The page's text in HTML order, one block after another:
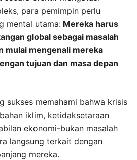
para pemimpin perlu
mental utama: Mereka harus
global sebagai masalah
mulai mengenali mereka
tujuan dan masa depan
sukses memahami bahwa krisis
iklim, ketidaksetaraan
ekonomi-bukan masalah
langsung terkait dengan
mereka.